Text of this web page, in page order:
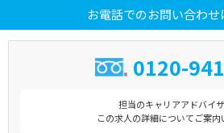
お電話でのお問い合わせ
0120-
担当のキャリアアドバイ
この求人の詳細についてご案内